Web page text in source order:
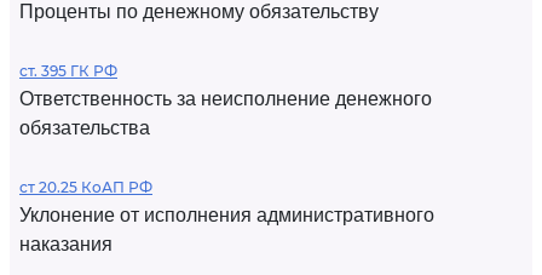
Проценты по денежному обязательству
ст. 395 ГК РФ
Ответственность за неисполнение денежного
обязательства
ст 20.25 КоАП РФ
Уклонение от исполнения административного
наказания